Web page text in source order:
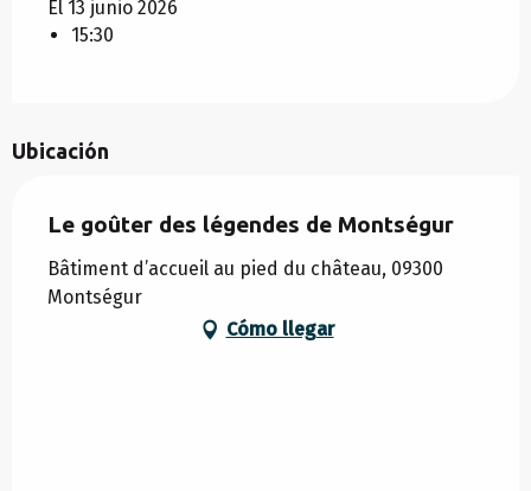
El 13 junio 2026
15:30
Ubicación
Le goûter des légendes de Montségur
Bâtiment d’accueil au pied du château, 09300
Montségur
Cómo llegar